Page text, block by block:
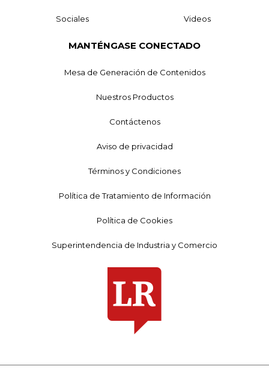
Sociales Videos
MANTÉNGASE CONECTADO
Mesa de Generación de Contenidos
Nuestros Productos
Contáctenos
Aviso de privacidad
Términos y Condiciones
Política de Tratamiento de Información
Política de Cookies
Superintendencia de Industria y Comercio